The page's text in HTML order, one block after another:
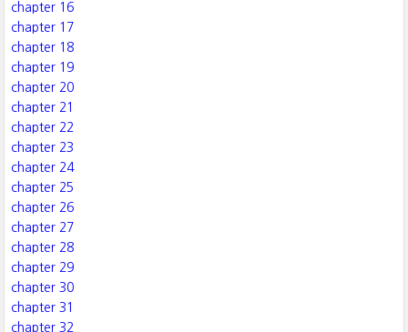
chapter 16
chapter 17
chapter 18
chapter 19
chapter 20
chapter 21
chapter 22
chapter 23
chapter 24
chapter 25
chapter 26
chapter 27
chapter 28
chapter 29
chapter 30
chapter 31
chapter 32